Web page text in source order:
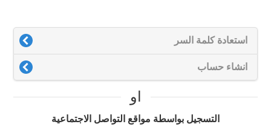
استعادة كلمة السر
انشاء حساب
او
التسجيل بواسطة مواقع التواصل الاجتماعية